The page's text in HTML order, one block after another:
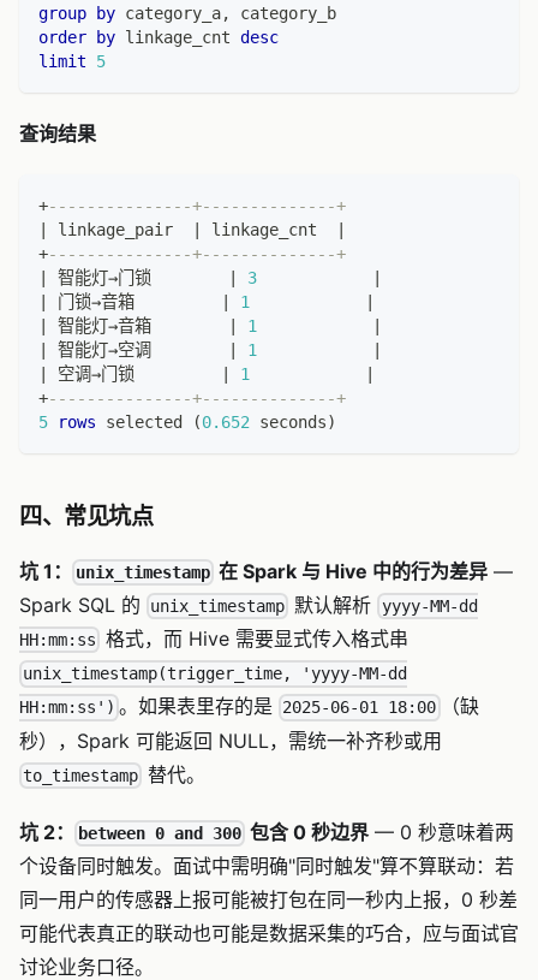
group by category_a,
category_b
order
by linkage_cnt desc
limit
5
查询结果
+---------------+--------------+
linkage_pair linkage_cnt
+---------------+--------------+
智能灯→门锁 3
门锁→音箱 1
智能灯→音箱 1
智能灯→空调 1
空调→门锁 1
+---------------+--------------+
5
rows selected (0.652 seconds)
四、常见坑点
坑 1： unix_timestamp 在 Spark 与 Hive 中的行为差异 —
Spark SQL 的
unix_timestamp 默认解析 yyyy-MM-dd
HH:mm:ss 格式，而 Hive 需要显式传入格式串
unix_timestamp(trigger_time, 'yyyy-MM-dd
HH:mm:ss') 。如果表里存的是 2025-06-01 18:00
（缺
秒），Spark 可能返回 NULL，需统一补齐秒或用
to_timestamp 替代。
坑 2： between 0 and 300 包含 0 秒边界 — 0 秒意味着两
个设备同时触发。面试中需明确"同时触发"算不算联动：若
同一用户的传感器上报可能被打包在同一秒内上报，0 秒差
可能代表真正的联动也可能是数据采集的巧合，应与面试官
讨论业务口径。